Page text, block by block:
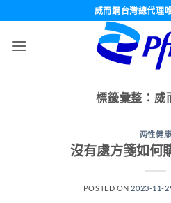
威而鋼台灣總代理
標籤彙整： 威
两性健
沒有處方箋如何
POSTED ON 2023-11-